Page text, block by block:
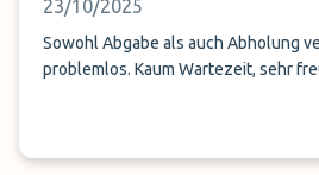
23/10/2025
Sowohl Abgabe als auch Abholung
problemlos. Kaum Wartezeit, sehr